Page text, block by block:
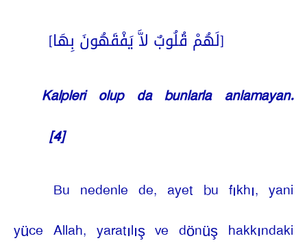
[لَهُمْ قُلُوبٌ لاَّ يَفْقَهُونَ بِهَا]
Kalpleri olup da bunlarla anlamayan.
[4]
Bu nedenle de, ayet bu fıkhı, yani
yüce Allah, yaratılış ve dönüş hakkındaki